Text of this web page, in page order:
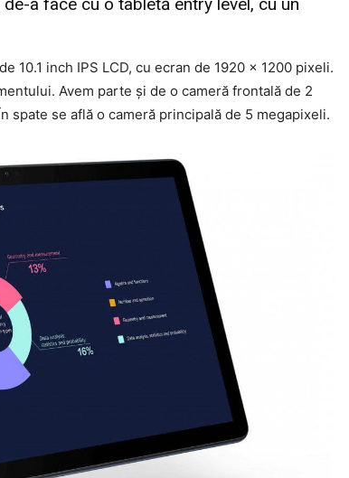
10.1 inch IPS LCD, cu ecran de 1920 x 1200 pixeli.
Avem parte şi de o cameră frontală de 2
spate se află o cameră principală de 5 megapixeli.